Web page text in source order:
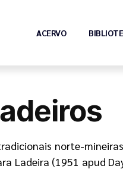
ACERVO
norte-
Ladeira (1951 apud